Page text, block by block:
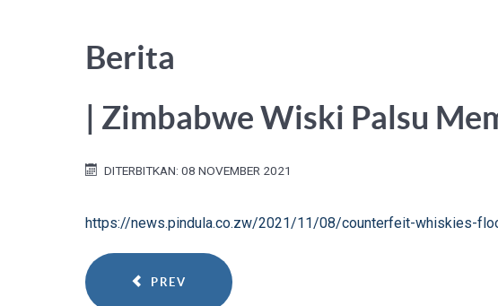
Berita
| Zimbabwe Wiski Palsu
DITERBITKAN: 08 NOVEMBER 2021
https://news.pindula.co.zw/2021/11/08/counterfeit-whiskies-
PREV